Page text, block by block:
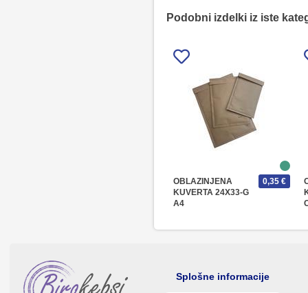
Podobni izdelki iz iste
OBLAZINJENA
KUVERTA 24X33-G
A4
0,35 €
Splošne informacije